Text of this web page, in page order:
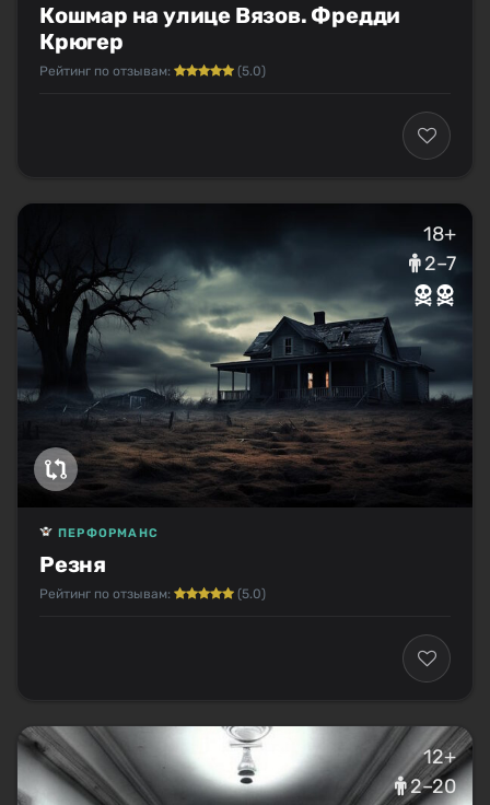
Кошмар на улице Вязов. Фредди
Крюгер
Рейтинг по отзывам: (5.0)
18+
2–7
Резня
ПЕРФОРМАНС
Рейтинг по отзывам: (5.0)
12+
2–20